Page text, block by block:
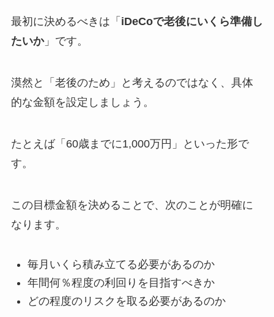
最初に決めるべきは「 iDeCoで老後にいくら準備し
たいか」です。
漠然と「老後のため」と考えるのではなく、具体
的な金額を設定しましょう。
たとえば「60歳までに1,000万円」といった形で
す。
この目標金額を決めることで、次のことが明確に
なります。
毎月いくら積み立てる必要があるのか
年間何％程度の利回りを目指すべきか
どの程度のリスクを取る必要があるのか